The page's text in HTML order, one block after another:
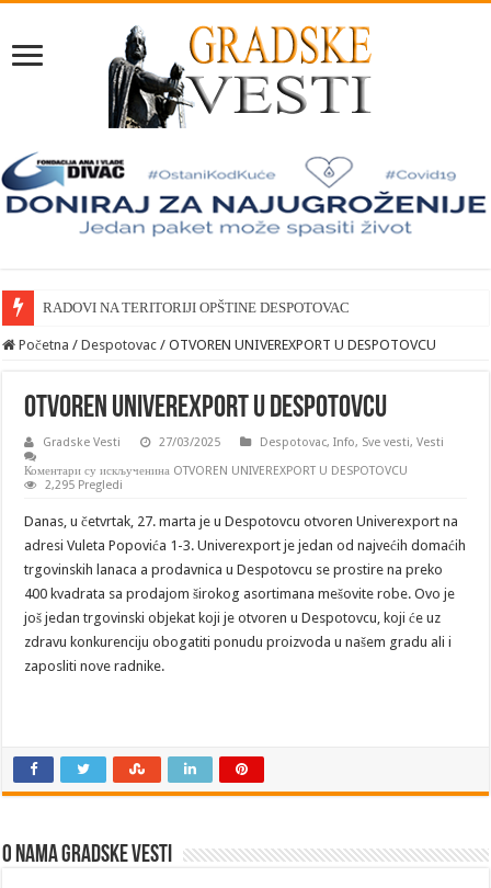
RADOVI NA TERITORIJI OPŠTINE DESPOTOVAC
Početna / Despotovac / OTVOREN UNIVEREXPORT U DESPOTOVCU
OTVOREN UNIVEREXPORT U DESPOTOVCU
Gradske Vesti 27/03/2025 Despotovac,Info, Sve vesti,Vesti
Коментари су искљученина OTVOREN UNIVEREXPORT U DESPOTOVCU
2,295 Pregledi
Danas, u četvrtak, 27. marta je u Despotovcu otvoren Univerexport na
adresi Vuleta Popovića 1-3. Univerexport je jedan od najvećih domaćih
trgovinskih lanaca a prodavnica u Despotovcu se prostire na preko
400 kvadrata sa prodajom širokog asortimana mešovite robe. Ovo je
još jedan trgovinski objekat koji je otvoren u Despotovcu, koji će uz
zdravu konkurenciju obogatiti ponudu proizvoda u našem gradu ali i
zaposliti nove radnike.
O nama Gradske Vesti